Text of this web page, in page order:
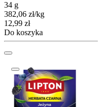
34 g
382,06 zł/kg
Cena
12,99 zł
Do koszyka